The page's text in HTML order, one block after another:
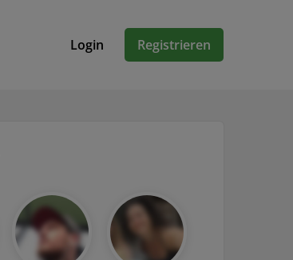
Login Registrieren